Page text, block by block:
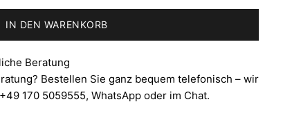
IN DEN WARENKORB
Beratung
Bestellen Sie ganz bequem telefonisch – wir
170 5059555, WhatsApp oder im Chat.